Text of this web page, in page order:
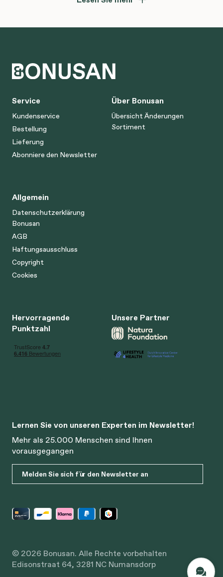
Service
Kundenservice
Bestellung
Lieferung
Abonniere den Newsletter
Über Bonusan
Übersicht Änderungen
Sortiment
Allgemein
Datenschutzerklärung
Bonusan
AGB
Haftungsausschluss
Copyright
Cookies
Hervorragende
Punktzahl
Unsere Partner
Lernen Sie von unseren Experten im Newsletter!
Mehr als 25.000 Menschen sind Ihnen
vorausgegangen
Melden Sie sich für den Newsletter an
© 2026 Bonusan. Alle Rechte vorbehalten
Edisonstraat 64, 3281 NC Numansdorp